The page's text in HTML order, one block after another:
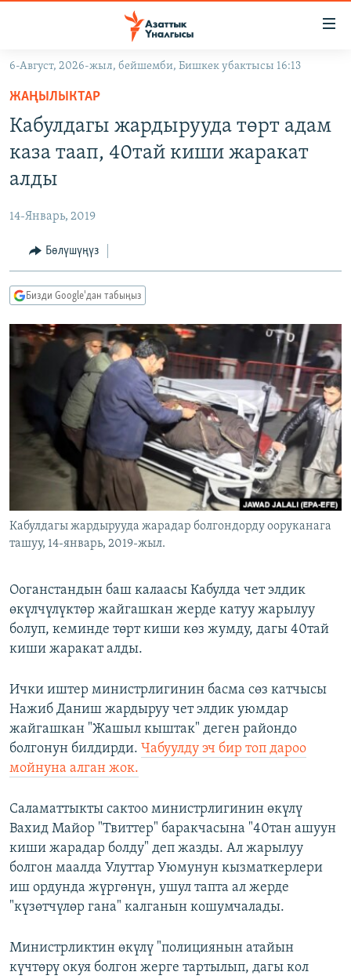
Навигацияга
өтүңүз
Издөөгө
салыңыз
КЫРГЫЗСТАН
КЫРГЫЗСТАН
МАДАНИЯТ
ДҮЙНӨ
ТВ ПРОГРАММАЛАР
БҮГҮН АЗАТТЫКТА
ДАНИСТЕ
ЭЖЕ-СИҢДИЛЕР
АЗАТТЫК+
ЫҢГАЙСЫЗ СУРООЛОР
ПОДКАСТ
Русский
ОНЛАЙН ШЕРИНЕ
ЭЕ/АРнун бардык сайттары
6-Август, 2026-жыл, бейшемби, Бишкек убактысы 16:13
ЖАҢЫЛЫКТАР
Кабулдагы жардырууда төрт адам
каза таап, 40тай киши жаракат
алды
14-Январь, 2019
Бөлүшүңүз
Бизди Google'дан табыңыз
Кабулдагы жардырууда жарадар болгондорду ооруканага
ташуу, 14-январь, 2019-жыл.
Ооганстандын баш калаасы Кабулда чет элдик
өкүлчүлүктөр жайгашкан жерде катуу жарылуу
болуп, кеминде төрт киши көз жумду, дагы 40тай
киши жаракат алды.
Ички иштер министрлигинин басма сөз катчысы
Нажиб Даниш жардыруу чет элдик уюмдар
жайгашкан "Жашыл кыштак" деген райондо
болгонун билдирди. Чабуулду эч бир топ дароо
мойнуна алган жок.
Саламаттыкты сактоо министрлигинин өкүлү
Вахид Майор "Твиттер" баракчасына "40тан ашуун
киши жарадар болду" деп жазды. Ал жарылуу
болгон маалда Улуттар Уюмунун кызматкерлери
иш ордунда жүргөнүн, ушул тапта ал жерде
"күзөтчүлөр гана" калганын кошумчалады.
Министрликтин өкүлү "полициянын атайын
күчтөрү окуя болгон жерге тартылып, дагы кол